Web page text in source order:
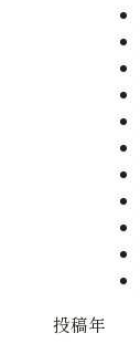
投稿年